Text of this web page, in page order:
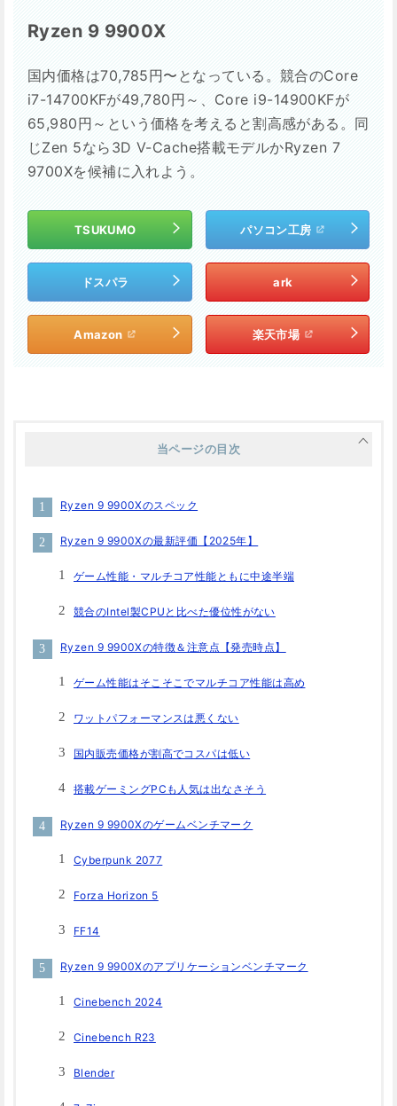
Ryzen 9 9900X
国内価格は70,785円〜となっている。競合のCore
i7-14700KFが49,780円～、Core i9-14900KFが
65,980円～という価格を考えると割高感がある。同
じZen 5なら3D V-Cache搭載モデルかRyzen 7
9700Xを候補に入れよう。
TSUKUMO パソコン工房
ドスパラ ark
Amazon 楽天市場
当ページの目次
Ryzen 9 9900Xのスペック
Ryzen 9 9900Xの最新評価【2025年】
ゲーム性能・マルチコア性能ともに中途半端
競合のIntel製CPUと比べた優位性がない
Ryzen 9 9900Xの特徴＆注意点【発売時点】
ゲーム性能はそこそこでマルチコア性能は高め
ワットパフォーマンスは悪くない
国内販売価格が割高でコスパは低い
搭載ゲーミングPCも人気は出なさそう
Ryzen 9 9900Xのゲームベンチマーク
Cyberpunk 2077
Forza Horizon 5
FF14
Ryzen 9 9900Xのアプリケーションベンチマーク
Cinebench 2024
Cinebench R23
Blender